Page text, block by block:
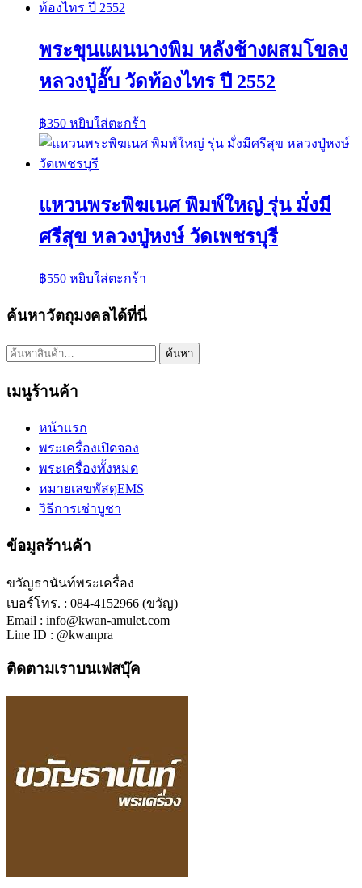
พระขุนแผนนางพิม หลังช้างผสมโขลง
หลวงปู่อั๊บ วัดท้องไทร ปี 2552
฿350 หยิบใส่ตะกร้า
แหวนพระพิฆเนศ พิมพ์ใหญ่ รุ่น มั่งมี
ศรีสุข หลวงปู่หงษ์ วัดเพชรบุรี
฿550 หยิบใส่ตะกร้า
ค้นหาวัตถุมงคลได้ที่นี่
ค้นหา: ค้นหา
เมนูร้านค้า
หน้าแรก
พระเครื่องเปิดจอง
พระเครื่องทั้งหมด
หมายเลขพัสดุEMS
วิธีการเช่าบูชา
ข้อมูลร้านค้า
ขวัญธานันท์พระเครื่อง
เบอร์โทร. : 084-4152966 (ขวัญ)
Email : info@kwan-amulet.com
Line ID : @kwanpra
ติดตามเราบนเฟสบุ๊ค